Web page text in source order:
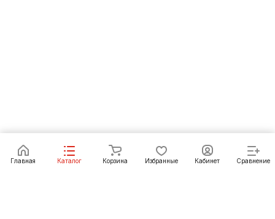
В корзину
Главная Каталог Корзина Избранные Кабинет Сравнение